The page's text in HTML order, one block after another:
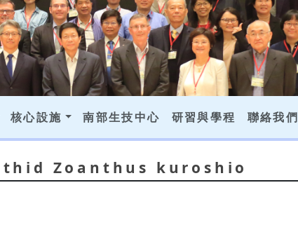
核心設施 南部生技中心 研習與學程 聯絡我們
Zoanthus kuroshio